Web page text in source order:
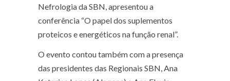
Nefrologia da SBN, apresentou a
conferência “O papel dos suplementos
proteicos e energéticos na função renal”.
O evento contou também com a presença
das presidentes das Regionais SBN, Ana